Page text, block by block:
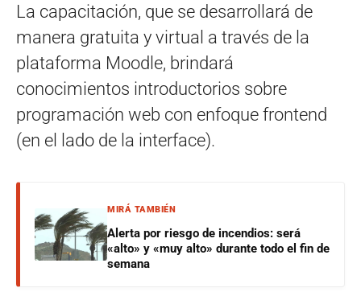
La capacitación, que se desarrollará de
manera gratuita y virtual a través de la
plataforma Moodle, brindará
conocimientos introductorios sobre
programación web con enfoque frontend
(en el lado de la interface).
MIRÁ TAMBIÉN
Alerta por riesgo de incendios: será
«alto» y «muy alto» durante todo el fin de
semana